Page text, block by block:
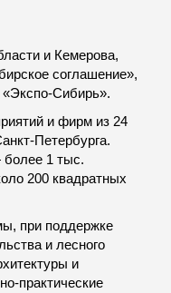
и Кемерова,
соглашение»,
«Экспо-Сибирь».
и фирм из 24
Петербурга.
1 тыс.
200 квадратных
при поддержке
и лесного
и
практические